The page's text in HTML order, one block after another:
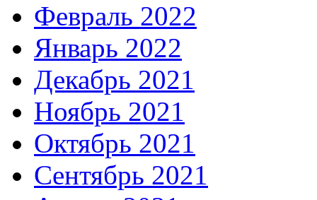
Февраль 2022
Январь 2022
Декабрь 2021
Ноябрь 2021
Октябрь 2021
Сентябрь 2021